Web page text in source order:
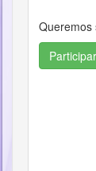
Queremos
Participar